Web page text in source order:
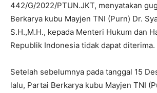
442/G/2022/PTUN.JKT, menyatakan
Berkarya kubu Mayjen TNI (Purn) Dr.
S.H.,M.H., kepada Menteri Hukum dan
Republik Indonesia tidak dapat diterima.
Setelah sebelumnya pada tanggal 15
lalu, Partai Berkarya kubu Mayjen TNI